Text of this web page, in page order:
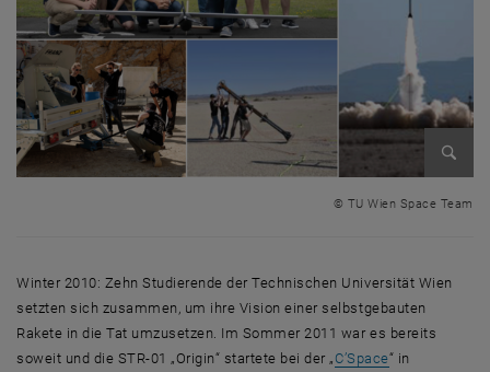
© TU Wien Space Team
Winter 2010: Zehn Studierende der Technischen Universität Wien
setzten sich zusammen, um ihre Vision einer selbstgebauten
Rakete in die Tat umzusetzen. Im Sommer 2011 war es bereits
soweit und die STR-01 „Origin“ startete bei der „ C’Space, öffnet eine
“ in